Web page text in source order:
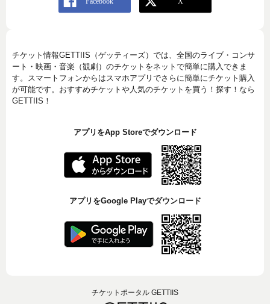
チケット情報GETTIIS（ゲッティーズ）では、全国のライブ・コンサ
ート・映画・音楽（観劇）のチケットをネットで簡単に購入できま
す。スマートフォンからはスマホアプリでさらに簡単にチケット購入
が可能です。おすすめチケットや人気のチケットを買う！探す！なら
GETTIIS！
アプリをApp Storeでダウンロード
アプリをGoogle Playでダウンロード
チケットポータル GETTIIS